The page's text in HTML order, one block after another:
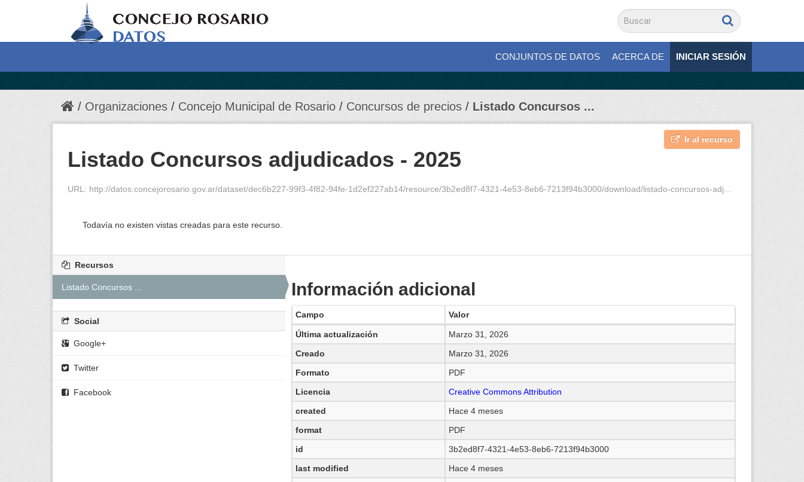
CONJUNTOS DE DATOS ACERCA DE INICIAR SESIÓN
Organizaciones Concejo Municipal de Rosario Concursos de precios Listado Concursos ...
Ir al recurso
Listado Concursos adjudicados - 2025
URL: http://datos.concejorosario.gov.ar/dataset/dec6b227-99f3-4f82-94fe-1d2ef227ab14/resource/3b2ed8f7-4321-4e53-8eb6-7213f94b3000/download/listado-concursos-adjudicados-2025.pdf
Todavía no existen vistas creadas para este recurso.
Información adicional
Campo Valor
Última actualización
Marzo 31, 2026
Creado
Marzo 31, 2026
Formato
PDF
Licencia
Creative Commons Attribution
created
Hace 4 meses
format
PDF
id
3b2ed8f7-4321-4e53-8eb6-7213f94b3000
last modified
Hace 4 meses
Recursos
Listado Concursos ...
Social
Google+
Twitter
Facebook